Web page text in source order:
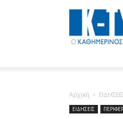
Κ-
ΤΥΠΟΣ
Αρχική ΕΙΔΗΣΕΙΣ
ΕΙΔΗΣΕΙΣ